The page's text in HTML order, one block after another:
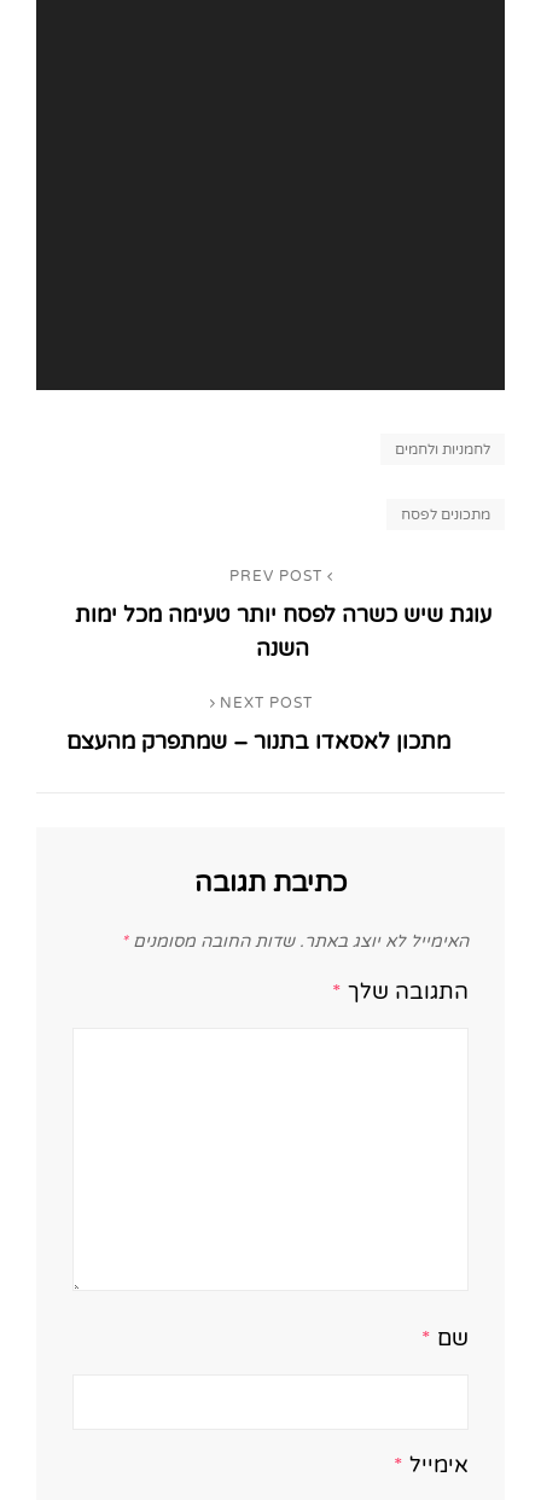
Categories
לחמניות ולחמים
Tags,
מתכונים לפסח
Post
PREV POST
עוגת שיש כשרה לפסח יותר טעימה מכל ימות
השנה
Post
NEXT POST
מתכון לאסאדו בתנור – שמתפרק מהעצם
כתיבת תגובה
האימייל לא יוצג באתר. שדות החובה מסומנים*
התגובה שלך *
שם *
אימייל *